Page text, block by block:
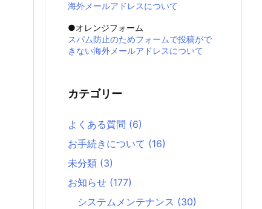
海外メールアドレスについて
●オレンジフォーム
スパム防止のためフォームで投稿がで
きない海外メールアドレスについて
カテゴリー
よくある質問 (6)
お手続きについて (16)
未分類 (3)
お知らせ (177)
システムメンテナンス (30)